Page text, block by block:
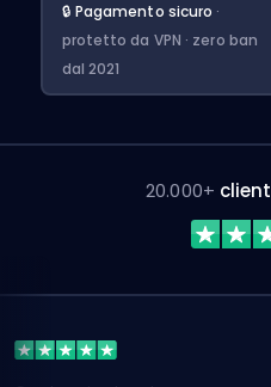
🔒 Pagamento sicuro ·
protetto da VPN · zero ban
dal 2021
20.000+